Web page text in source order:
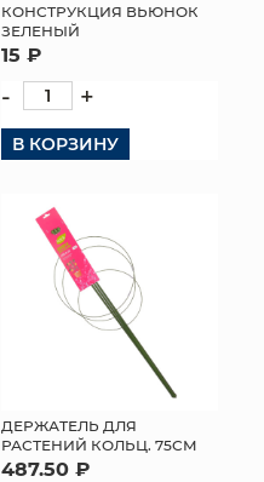
КОНСТРУКЦИЯ ВЬЮНОК
ЗЕЛЕНЫЙ
15 ₽
- +
В КОРЗИНУ
ДЕРЖАТЕЛЬ ДЛЯ
РАСТЕНИЙ КОЛЬЦ. 75СМ
487.50 ₽